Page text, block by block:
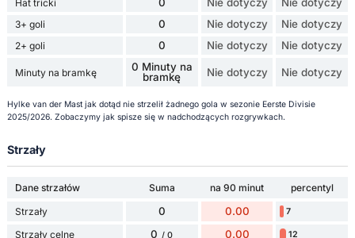
Hat tricki 0 Nie dotyczy Nie dotyczy
3+ goli 0 Nie dotyczy Nie dotyczy
2+ goli 0 Nie dotyczy Nie dotyczy
Minuty na bramkę
0 Minuty na
bramkę
Nie dotyczy Nie dotyczy
Hylke van der Mast jak dotąd nie strzelił żadnego gola w sezonie Eerste Divisie
2025/2026. Zobaczymy jak spisze się w nadchodzących rozgrywkach.
Strzały
Dane strzałów Suma na 90 minut
percentyl
Strzały
0 0.00 7
Strzały celne 0 / 0 0.00 12